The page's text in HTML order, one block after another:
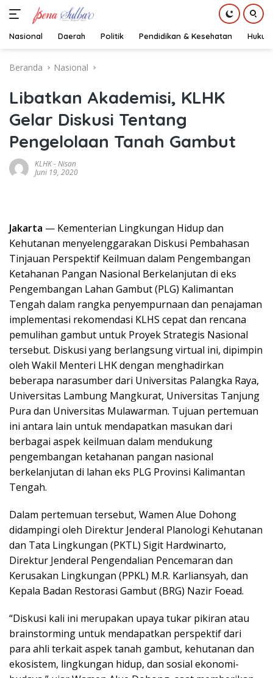
Nasional Daerah Politik Pendidikan & Kesehatan Hukum
Beranda Nasional
Libatkan Akademisi, KLHK
Gelar Diskusi Tentang
Pengelolaan Tanah Gambut
KLHK-Nisan
Juni 19, 2020
Jakarta — Kementerian Lingkungan Hidup dan
Kehutanan menyelenggarakan Diskusi Pembahasan
Tinjauan Perspektif Keilmuan dalam Pengembangan
Ketahanan Pangan Nasional Berkelanjutan di eks
Pengembangan Lahan Gambut (PLG) Kalimantan
Tengah dalam rangka penyempurnaan dan penajaman
implementasi rekomendasi KLHS cepat dan rencana
pemulihan gambut untuk Proyek Strategis Nasional
tersebut. Diskusi yang berlangsung virtual ini, dipimpin
oleh Wakil Menteri LHK dengan menghadirkan
beberapa narasumber dari Universitas Palangka Raya,
Universitas Lambung Mangkurat, Universitas Tanjung
Pura dan Universitas Mulawarman. Tujuan pertemuan
ini antara lain untuk mendapatkan masukan dari
berbagai aspek keilmuan dalam mendukung
pengembangan ketahanan pangan nasional
berkelanjutan di lahan eks PLG Provinsi Kalimantan
Tengah.
Dalam pertemuan tersebut, Wamen Alue Dohong
didampingi oleh Direktur Jenderal Planologi Kehutanan
dan Tata Lingkungan (PKTL) Sigit Hardwinarto,
Direktur Jenderal Pengendalian Pencemaran dan
Kerusakan Lingkungan (PPKL) M.R. Karliansyah, dan
Kepala Badan Restorasi Gambut (BRG) Nazir Foead.
“Diskusi kali ini merupakan upaya tukar pikiran atau
brainstorming untuk mendapatkan perspektif dari
para ahli terkait aspek tanah gambut, kehutanan dan
ekosistem, lingkungan hidup, dan sosial ekonomi-